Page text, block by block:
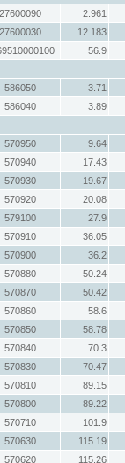
27600090
2.961
27600030
12.183
56.9
586050
3.71
586040
3.89
570950
9.64
570940
17.43
570930
19.67
570920
20.08
579100
27.9
570910
36.05
570900
36.2
570880
50.24
570870
50.42
570860
58.6
570850
58.78
570840
70.3
570830
70.47
570810
89.15
570800
89.22
570710
101.9
570630
115.19
570620 115.26